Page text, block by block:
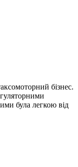
бізнес.
була легкою від